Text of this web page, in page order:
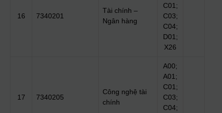
16 7340201
Tài chính –
Ngân hàng
C01;
C03;
C04;
D01;
X26
17 7340205
Công nghệ tài
chính
A00;
A01;
C01;
C03;
C04;